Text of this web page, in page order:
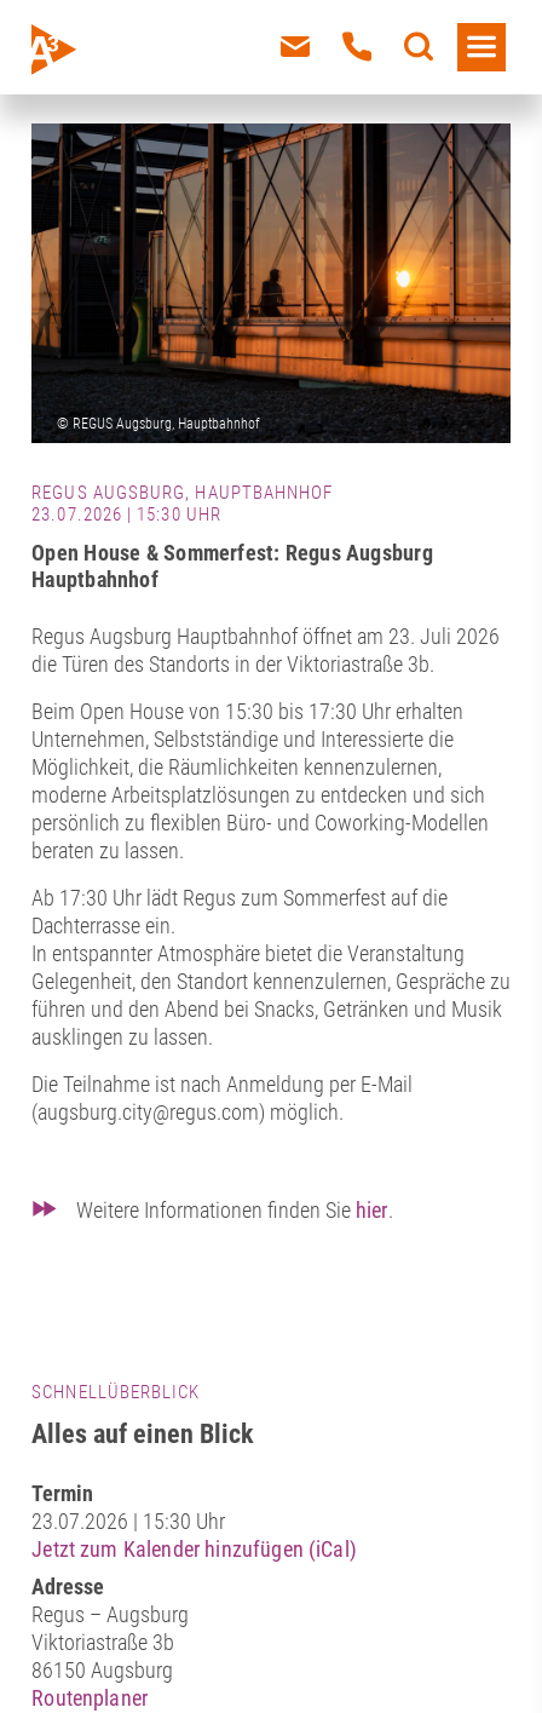
REGUS AUGSBURG, HAUPTBAHNHOF
23.07.2026 | 15:30 UHR
Open House & Sommerfest: Regus Augsburg
Hauptbahnhof
Regus Augsburg Hauptbahnhof öffnet am 23. Juli 2026
die Türen des Standorts in der Viktoriastraße 3b.
Beim Open House von 15:30 bis 17:30 Uhr erhalten
Unternehmen, Selbstständige und Interessierte die
Möglichkeit, die Räumlichkeiten kennenzulernen,
moderne Arbeitsplatzlösungen zu entdecken und sich
persönlich zu flexiblen Büro- und Coworking-Modellen
beraten zu lassen.
Ab 17:30 Uhr lädt Regus zum Sommerfest auf die
Dachterrasse ein.
In entspannter Atmosphäre bietet die Veranstaltung
Gelegenheit, den Standort kennenzulernen, Gespräche zu
führen und den Abend bei Snacks, Getränken und Musik
ausklingen zu lassen.
Die Teilnahme ist nach Anmeldung per E-Mail
(augsburg.city@regus.com) möglich.
Weitere Informationen finden Sie hier.
SCHNELLÜBERBLICK
Alles auf einen Blick
Termin
23.07.2026 | 15:30 Uhr
Jetzt zum Kalender hinzufügen (iCal)
Adresse
Regus – Augsburg
Viktoriastraße 3b
86150 Augsburg
Routenplaner